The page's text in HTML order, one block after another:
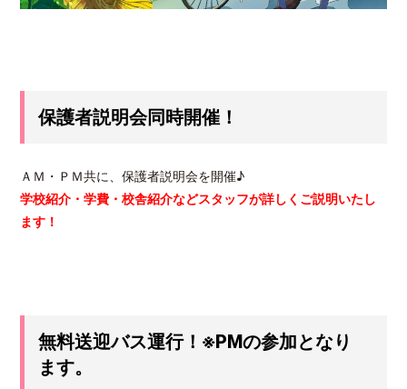
保護者説明会同時開催！
ＡＭ・ＰＭ共に、保護者説明会を開催♪
学校紹介・学費・校舎紹介などスタッフが詳しくご説明いたし
ます！
無料送迎バス運行！※PMの参加となり
ます。